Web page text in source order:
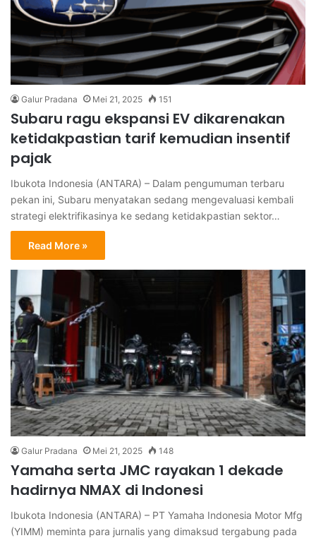
Galur Pradana Mei 21, 2025 151
Subaru ragu ekspansi EV dikarenakan
ketidakpastian tarif kemudian insentif
pajak
Ibukota Indonesia (ANTARA) – Dalam pengumuman terbaru
pekan ini, Subaru menyatakan sedang mengevaluasi kembali
strategi elektrifikasinya ke sedang ketidakpastian sektor…
Read More »
Galur Pradana Mei 21, 2025 148
Yamaha serta JMC rayakan 1 dekade
hadirnya NMAX di Indonesi
Ibukota Indonesia (ANTARA) – PT Yamaha Indonesia Motor Mfg
(YIMM) meminta para jurnalis yang dimaksud tergabung pada